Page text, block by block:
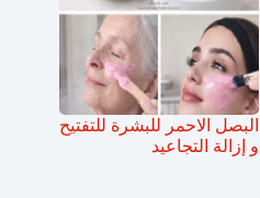
البصل الاحمر للبشرة للتفتيح
و إزالة التجاعيد